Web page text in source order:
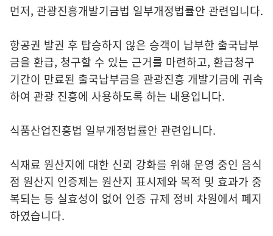
먼저, 관광진흥개발기금법 일부개정법률안 관련입니다.
항공권 발권 후 탑승하지 않은 승객이 납부한 출국납부
금을 환급, 청구할 수 있는 근거를 마련하고, 환급청구
기간이 만료된 출국납부금을 관광진흥 개발기금에 귀속
하여 관광 진흥에 사용하도록 하는 내용입니다.
식품산업진흥법 일부개정법률안 관련입니다.
식재료 원산지에 대한 신뢰 강화를 위해 운영 중인 음식
점 원산지 인증제는 원산지 표시제와 목적 및 효과가 중
복되는 등 실효성이 없어 인증 규제 정비 차원에서 폐지
하였습니다.